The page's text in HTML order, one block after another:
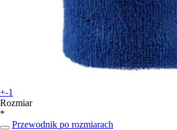
+-1
Rozmiar
*
Przewodnik po rozmiarach